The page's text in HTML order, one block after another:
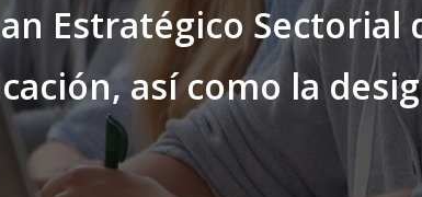
Estratégico
así como la